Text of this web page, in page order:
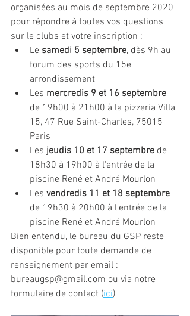
organisées au mois de septembre 2020
pour répondre à toutes vos questions
sur le clubs et votre inscription :
Le samedi 5 septembre, dès 9h au
forum des sports du 15e
arrondissement
Les mercredis 9 et 16 septembre
de 19h00 à 21h00 à la pizzeria Villa
15, 47 Rue Saint-Charles, 75015
Paris
Les jeudis 10 et 17 septembre de
18h30 à 19h00 à l'entrée de la
piscine René et André Mourlon
Les vendredis 11 et 18 septembre
de 19h30 à 20h00 à l'entrée de la
piscine René et André Mourlon
Bien entendu, le bureau du GSP reste
disponible pour toute demande de
renseignement par email :
bureaugsp@gmail.com ou via notre
formulaire de contact (ici)